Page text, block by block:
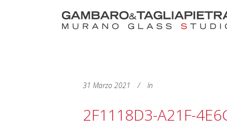
31 Marzo 2021 In
2F1118D3-A21F-